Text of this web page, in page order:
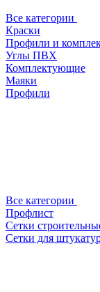
Все категории
Краски
Профили и
Углы ПВХ
Комплектующие
Маяки
Профили
Все категории
Профлист
Сетки
Сетки для